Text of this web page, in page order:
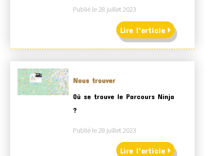
Publié le 28 juillet 2023
Lire l'article
Nous trouver
Où se trouve le Parcours Ninja
?
Publié le 28 juillet 2023
Lire l'article